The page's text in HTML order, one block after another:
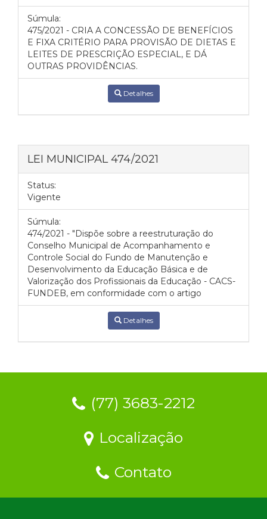
Súmula:
475/2021 - CRIA A CONCESSÃO DE BENEFÍCIOS
E FIXA CRITÉRIO PARA PROVISÃO DE DIETAS E
LEITES DE PRESCRIÇÃO ESPECIAL, E DÁ
OUTRAS PROVIDÊNCIAS.
Detalhes
LEI MUNICIPAL 474/2021
Status:
Vigente
Súmula:
474/2021 - "Dispõe sobre a reestruturação do
Conselho Municipal de Acompanhamento e
Controle Social do Fundo de Manutenção e
Desenvolvimento da Educação Básica e de
Valorização dos Profissionais da Educação - CACS-
FUNDEB, em conformidade com o artigo
Detalhes
(77) 3683-2212
Localização
Contato